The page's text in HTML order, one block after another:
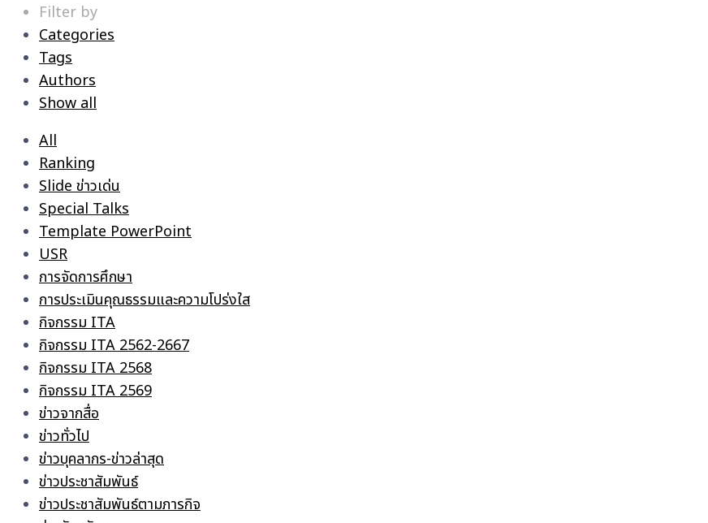
Filter by
Categories
Tags
Authors
Show all
All
Ranking
Slide ข่าวเด่น
Special Talks
Template PowerPoint
USR
การจัดการศึกษา
การประเมินคุณธรรมและความโปร่งใส
กิจกรรม ITA
กิจกรรม ITA 2562-2667
กิจกรรม ITA 2568
กิจกรรม ITA 2569
ข่าวจากสื่อ
ข่าวทั่วไป
ข่าวบุคลากร-ข่าวล่าสุด
ข่าวประชาสัมพันธ์
ข่าวประชาสัมพันธ์ตามภารกิจ